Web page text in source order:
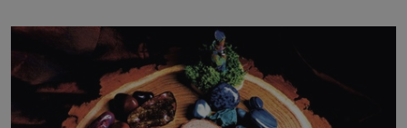
dalšími desítkami tisíc příslušnic svého včelstva,
vznikne jeden z nejdokonalejších organismů